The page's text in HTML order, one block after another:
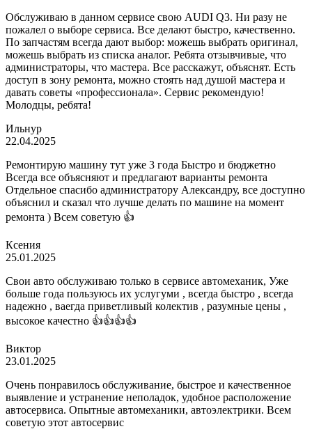
Обслуживаю в данном сервисе свою AUDI Q3. Ни разу не
пожалел о выборе сервиса. Все делают быстро, качественно.
По запчастям всегда дают выбор: можешь выбрать оригинал,
можешь выбрать из списка аналог. Ребята отзывчивые, что
администраторы, что мастера. Все расскажут, объяснят. Есть
доступ в зону ремонта, можно стоять над душой мастера и
давать советы «профессионала». Сервис рекомендую!
Молодцы, ребята!
Ильнур
22.04.2025
Ремонтирую машину тут уже 3 года Быстро и бюджетно
Всегда все объясняют и предлагают варианты ремонта
Отдельное спасибо администратору Александру, все доступно
объяснил и сказал что лучше делать по машине на момент
ремонта ) Всем советую 👍
Ксения
25.01.2025
Свои авто обслуживаю только в сервисе автомеханик, Уже
больше года пользуюсь их услугуми , всегда быстро , всегда
надежно , ваегда приветливый колектив , разумные цены ,
высокое качестно 👍👍👍👍
Виктор
23.01.2025
Очень понравилось обслуживание, быстрое и качественное
выявление и устранение неполадок, удобное расположение
автосервиса. Опытные автомеханики, автоэлектрики. Всем
советую этот автосервис